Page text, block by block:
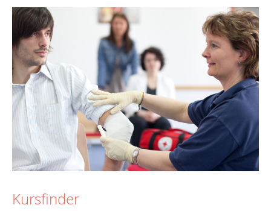
Kursfinder